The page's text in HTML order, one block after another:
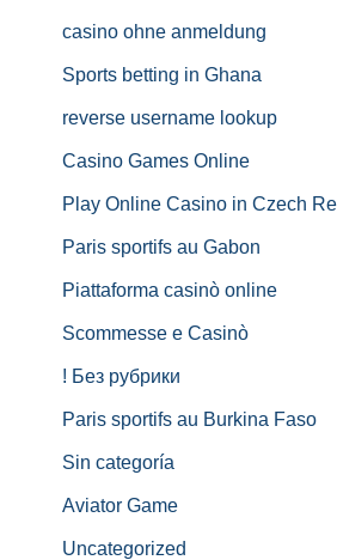
casino ohne anmeldung
Sports betting in Ghana
reverse username lookup
Casino Games Online
Play Online Casino in Czech
Paris sportifs au Gabon
Piattaforma casinò online
Scommesse e Casinò
! Без рубрики
Paris sportifs au Burkina Faso
Sin categoría
Aviator Game
Uncategorized